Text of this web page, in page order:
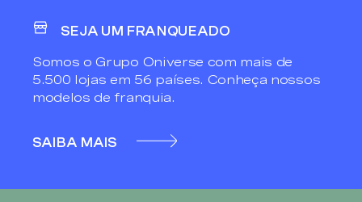
SEJA UM FRANQUEADO
Somos o Grupo Oniverse com mais de
5.500 lojas em 56 países. Conheça nossos
modelos de franquia.
SAIBA MAIS